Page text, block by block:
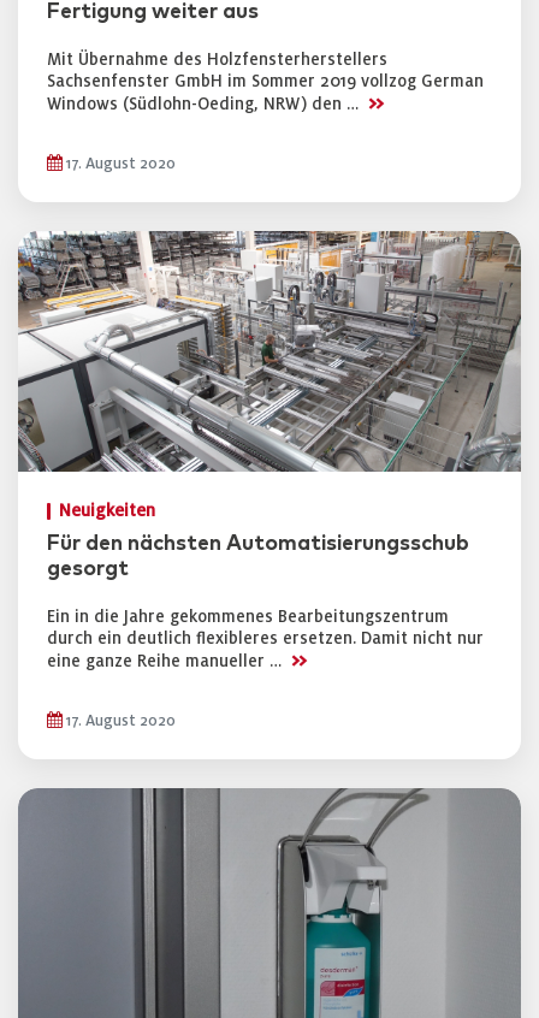
Fertigung weiter aus
Mit Übernahme des Holzfensterherstellers
Sachsenfenster GmbH im Sommer 2019 vollzog German
Windows (Südlohn-Oeding, NRW) den … >>
17. August 2020
Neuigkeiten
Für den nächsten Automatisierungsschub
gesorgt
Ein in die Jahre gekommenes Bearbeitungszentrum
durch ein deutlich flexibleres ersetzen. Damit nicht nur
eine ganze Reihe manueller … >>
17. August 2020